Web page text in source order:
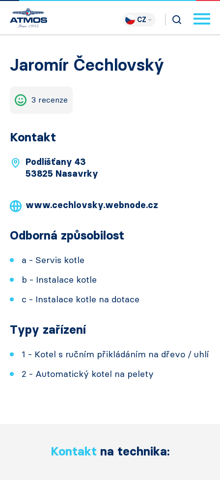
CZ
Jaromír Čechlovský
3 recenze
Kontakt
Podlíšťany 43
53825 Nasavrky
www.cechlovsky.webnode.cz
Odborná způsobilost
a - Servis kotle
b - Instalace kotle
c - Instalace kotle na dotace
Typy zařízení
1 - Kotel s ručním přikládáním na dřevo / uhlí
2 - Automatický kotel na pelety
Kontakt na technika: